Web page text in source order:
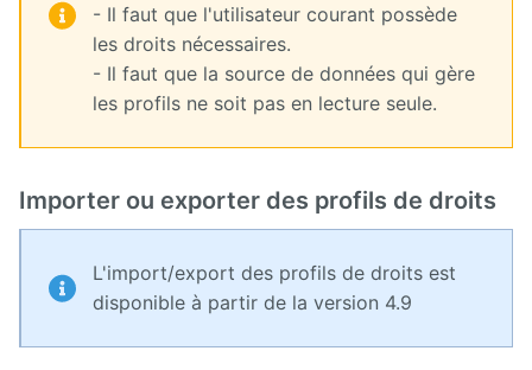
- Il faut que l'utilisateur courant possède
les droits nécessaires.
- Il faut que la source de données qui gère
les profils ne soit pas en lecture seule.
Importer ou exporter des profils de droits
L'import/export des profils de droits est
disponible à partir de la version 4.9